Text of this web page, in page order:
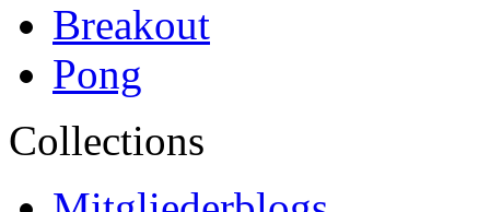
Breakout
Pong
Collections